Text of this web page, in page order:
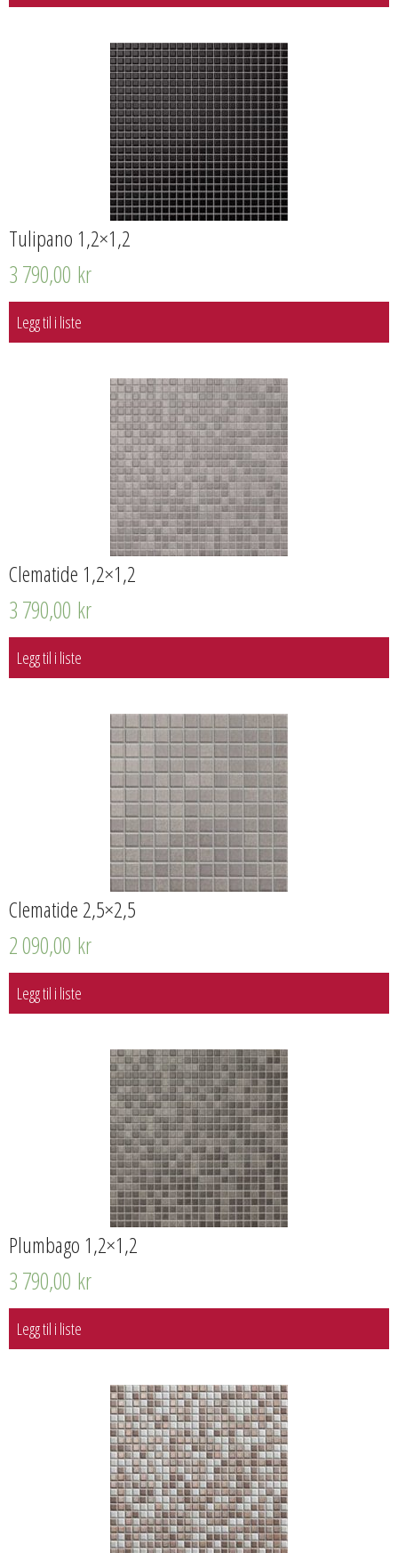
Tulipano 1,2×1,2
3 790,00 kr
Legg til i liste
Clematide 1,2×1,2
3 790,00 kr
Legg til i liste
Clematide 2,5×2,5
2 090,00 kr
Legg til i liste
Plumbago 1,2×1,2
3 790,00 kr
Legg til i liste